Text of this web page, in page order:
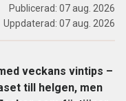
Publicerad: 07 aug. 2026
Uppdaterad: 07 aug. 2026
veckans vintips –
till helgen, men